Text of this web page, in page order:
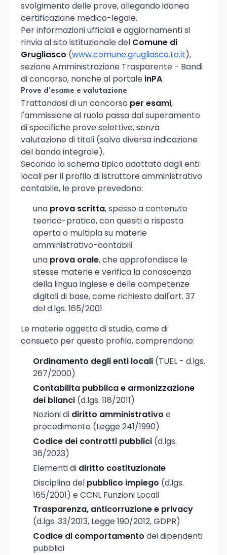
svolgimento delle prove, allegando idonea
certificazione medico-legale.
Per informazioni ufficiali e aggiornamenti si
rinvia al sito istituzionale del Comune di
Grugliasco (www.comune.grugliasco.to.it),
sezione Amministrazione Trasparente - Bandi
di concorso, nonche al portale inPA.
Prove d'esame e valutazione
Trattandosi di un concorso per esami,
l'ammissione al ruolo passa dal superamento
di specifiche prove selettive, senza
valutazione di titoli (salvo diversa indicazione
del bando integrale).
Secondo lo schema tipico adottato dagli enti
locali per il profilo di istruttore amministrativo
contabile, le prove prevedono:
una prova scritta, spesso a contenuto
teorico-pratico, con quesiti a risposta
aperta o multipla su materie
amministrativo-contabili
una prova orale, che approfondisce le
stesse materie e verifica la conoscenza
della lingua inglese e delle competenze
digitali di base, come richiesto dall'art. 37
del d.lgs. 165/2001
Le materie oggetto di studio, come di
consueto per questo profilo, comprendono:
Ordinamento degli enti locali (TUEL - d.lgs.
267/2000)
Contabilita pubblica e armonizzazione
dei bilanci (d.lgs. 118/2011)
Nozioni di diritto amministrativo e
procedimento (Legge 241/1990)
Codice dei contratti pubblici (d.lgs.
36/2023)
Elementi di diritto costituzionale
Disciplina del pubblico impiego (d.lgs.
165/2001) e CCNL Funzioni Locali
Trasparenza, anticorruzione e privacy
(d.lgs. 33/2013, Legge 190/2012, GDPR)
Codice di comportamento dei dipendenti
pubblici